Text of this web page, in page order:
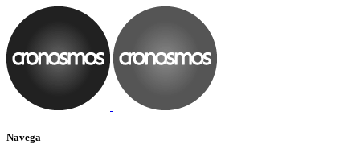
Navega